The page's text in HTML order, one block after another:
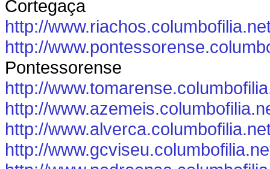
Cortegaça
http://
http://
Pontessorense
http://
http://
http://
http://